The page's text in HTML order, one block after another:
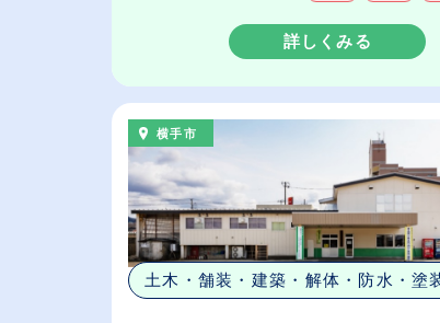
詳しくみる
横手市
土木・舗装・建築・解体・防水・塗